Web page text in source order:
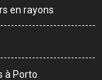
en rayons
à Porto